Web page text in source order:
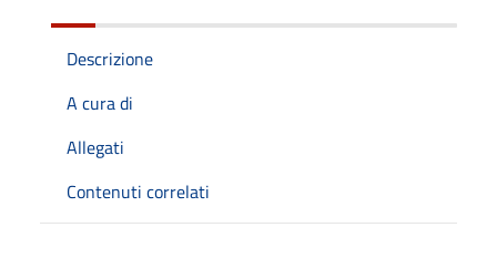
Descrizione
A cura di
Allegati
Contenuti correlati